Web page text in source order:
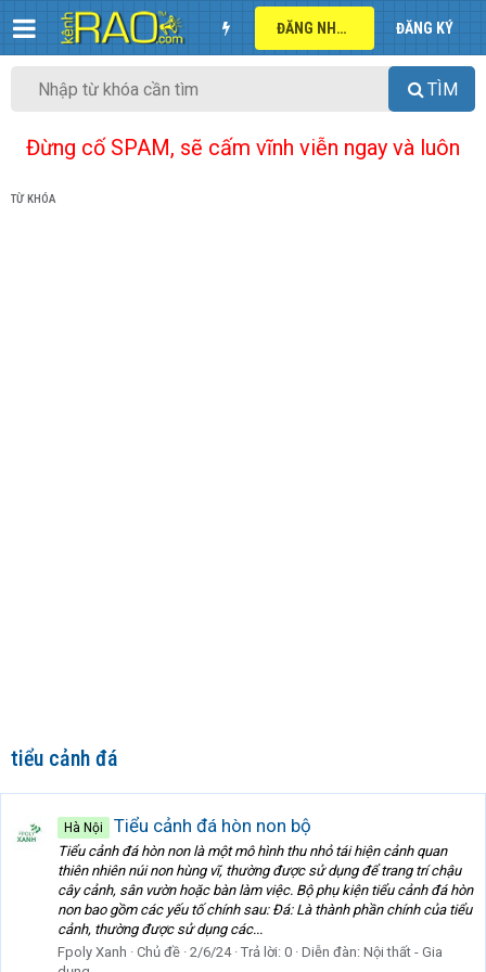
ĐĂNG NHẬP ĐĂNG KÝ
TÌM
Đừng cố SPAM, sẽ cấm vĩnh viễn ngay và luôn
TỪ KHÓA
tiểu cảnh đá
Hà Nội Tiểu cảnh đá hòn non bộ
Tiểu cảnh đá hòn non là một mô hình thu nhỏ tái hiện cảnh quan
thiên nhiên núi non hùng vĩ, thường được sử dụng để trang trí chậu
cây cảnh, sân vườn hoặc bàn làm việc. Bộ phụ kiện tiểu cảnh đá hòn
non bao gồm các yếu tố chính sau: Đá: Là thành phần chính của tiểu
cảnh, thường được sử dụng các...
Fpoly Xanh
Chủ đề 2/6/24 Trả lời: 0 Diễn đàn: Nội thất - Gia